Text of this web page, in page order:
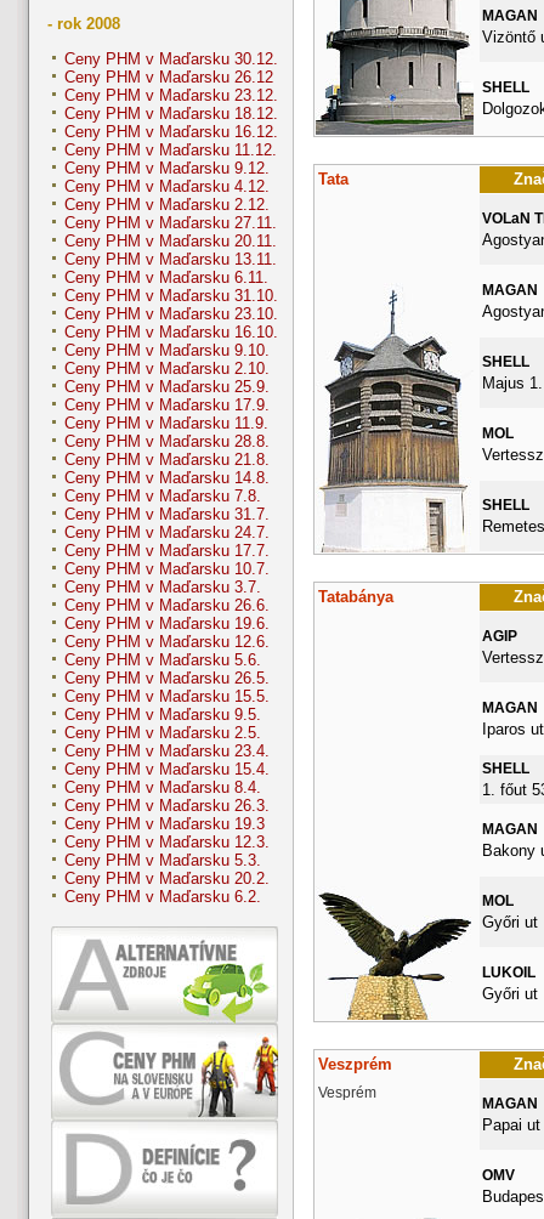
- rok 2008
Ceny PHM v Maďarsku 30.12.
Ceny PHM v Maďarsku 26.12
Ceny PHM v Maďarsku 23.12.
Ceny PHM v Maďarsku 18.12.
Ceny PHM v Maďarsku 16.12.
Ceny PHM v Maďarsku 11.12.
Ceny PHM v Maďarsku 9.12.
Ceny PHM v Maďarsku 4.12.
Ceny PHM v Maďarsku 2.12.
Ceny PHM v Maďarsku 27.11.
Ceny PHM v Maďarsku 20.11.
Ceny PHM v Maďarsku 13.11.
Ceny PHM v Maďarsku 6.11.
Ceny PHM v Maďarsku 31.10.
Ceny PHM v Maďarsku 23.10.
Ceny PHM v Maďarsku 16.10.
Ceny PHM v Maďarsku 9.10.
Ceny PHM v Maďarsku 2.10.
Ceny PHM v Maďarsku 25.9.
Ceny PHM v Maďarsku 17.9.
Ceny PHM v Maďarsku 11.9.
Ceny PHM v Maďarsku 28.8.
Ceny PHM v Maďarsku 21.8.
Ceny PHM v Maďarsku 14.8.
Ceny PHM v Maďarsku 7.8.
Ceny PHM v Maďarsku 31.7.
Ceny PHM v Maďarsku 24.7.
Ceny PHM v Maďarsku 17.7.
Ceny PHM v Maďarsku 10.7.
Ceny PHM v Maďarsku 3.7.
Ceny PHM v Maďarsku 26.6.
Ceny PHM v Maďarsku 19.6.
Ceny PHM v Maďarsku 12.6.
Ceny PHM v Maďarsku 5.6.
Ceny PHM v Maďarsku 26.5.
Ceny PHM v Maďarsku 15.5.
Ceny PHM v Maďarsku 9.5.
Ceny PHM v Maďarsku 2.5.
Ceny PHM v Maďarsku 23.4.
Ceny PHM v Maďarsku 15.4.
Ceny PHM v Maďarsku 8.4.
Ceny PHM v Maďarsku 26.3.
Ceny PHM v Maďarsku 19.3
Ceny PHM v Maďarsku 12.3.
Ceny PHM v Maďarsku 5.3.
Ceny PHM v Maďarsku 20.2.
Ceny PHM v Maďarsku 6.2.
MAGAN
Vizöntő
SHELL
Tata
VOLaN
MAGAN
SHELL
Majus
MOL
SHELL
Tatabánya
AGIP
MAGAN
Iparos
SHELL
1. főut
MAGAN
Bakony
MOL
Győri ut
LUKOIL
Győri ut
Veszprém
Vesprém
MAGAN
Papai ut
OMV